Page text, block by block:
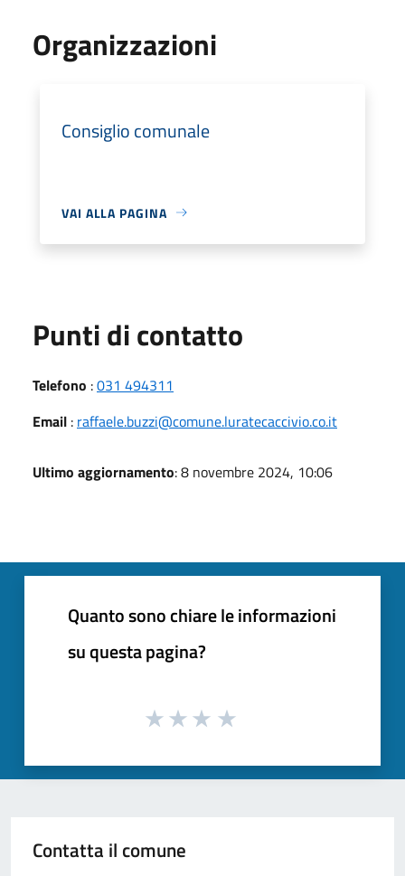
Organizzazioni
Consiglio comunale
VAI ALLA PAGINA
Punti di contatto
Telefono :031 494311
Email : raffaele.buzzi@comune.luratecaccivio.co.it
Ultimo aggiornamento: 8 novembre 2024, 10:06
Quanto sono chiare le informazioni
su questa pagina?
Contatta il comune